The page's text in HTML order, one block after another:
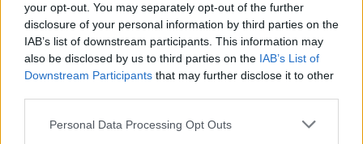
your opt-out. You may separately opt-out of the further
disclosure of your personal information by third parties on the
IAB’s list of downstream participants. This information may
also be disclosed by us to third parties on the IAB’s List of
Downstream Participants that may further disclose it to other
Personal Data Processing Opt Outs